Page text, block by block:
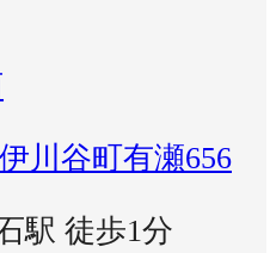
川谷町有瀬656
駅 徒歩1分